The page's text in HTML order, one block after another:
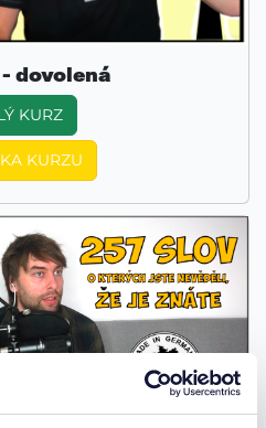
dovolená
KURZ
KURZU